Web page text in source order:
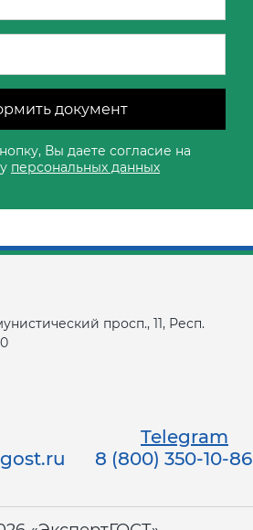
документ
Вы даете согласие на
персональных данных
просп., 11, Респ.
Telegram
8 (800) 350-10-86